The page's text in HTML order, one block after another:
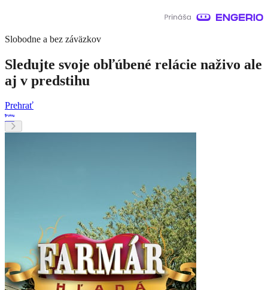
Slobodne a bez záväzkov
Sledujte svoje obľúbené relácie naživo ale
aj v predstihu
Prehrať